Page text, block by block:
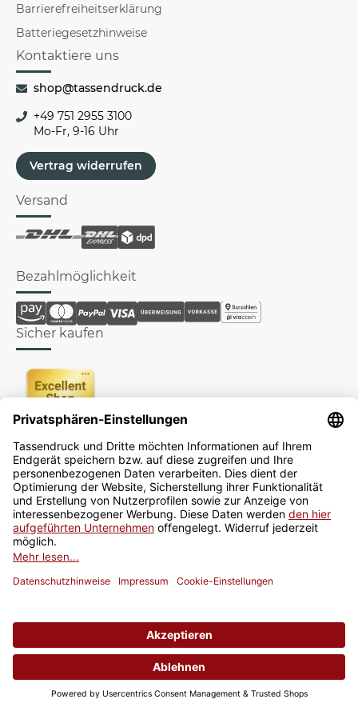
Barrierefreiheitserklärung
Batteriegesetzhinweise
Kontaktiere uns
shop@tassendruck.de
+49 751 2955 3100
Mo-Fr, 9-16 Uhr
Vertrag widerrufen
Versand
Bezahlmöglichkeit
Sicher kaufen
Newsletter